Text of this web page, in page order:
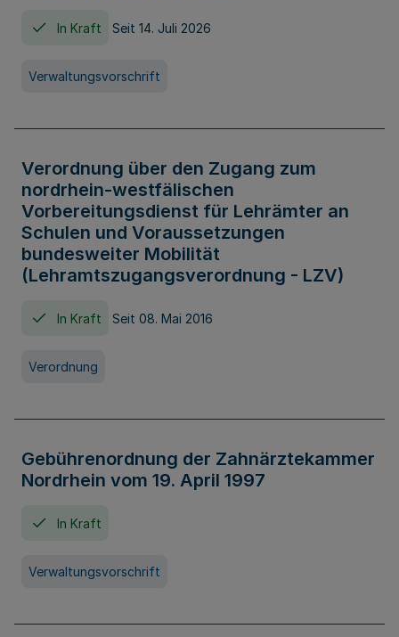
In Kraft Seit 14. Juli 2026
Verwaltungsvorschrift
Verordnung über den Zugang zum
nordrhein-westfälischen
Vorbereitungsdienst für Lehrämter an
Schulen und Voraussetzungen
bundesweiter Mobilität
(Lehramtszugangsverordnung - LZV)
In Kraft Seit 08. Mai 2016
Verordnung
Gebührenordnung der Zahnärztekammer
Nordrhein vom 19. April 1997
In Kraft
Verwaltungsvorschrift